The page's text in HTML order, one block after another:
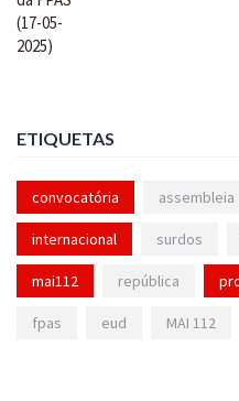
ETIQUETAS
convocatória assembleia
internacional surdos
mai112 república
fpas eud MAI 112